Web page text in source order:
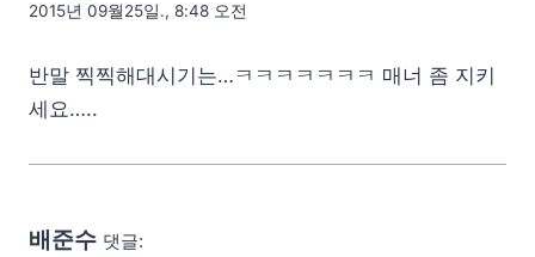
2015년 09월25일., 8:48 오전
반말 찍찍해대시기는…ㅋㅋㅋㅋㅋㅋㅋ 매너 좀 지키
세요…..
배준수 댓글: